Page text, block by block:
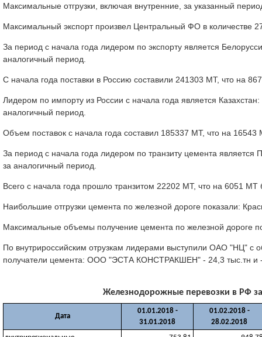
Максимальные отгрузки, включая внутренние, за указанный
Максимальный экспорт произвел Центральный ФО в количестве
За период с начала года лидером по экспорту является
аналогичный период.
С начала года поставки в Россию составили 241303 МТ, что на
Лидером по импорту из России с начала года является
аналогичный период.
Объем поставок с начала года составил 185337 МТ, что на
За период с начала года лидером по транзиту цемента
за аналогичный период.
Всего с начала года прошло транзитом 22202 МТ, что на 6051
Наибольшие отгрузки цемента по железной дороге показали:
Максимальные объемы получение цемента по железной дороге
По внутрироссийским отрузкам лидерами выступили ОАО "НЦ"
получатели цемента: ООО "ЭСТА КОНСТРАКШЕН" - 24,3 тыс.тн и -
Железнодорожные перевозки в РФ за
Дата
01.01.2018 -
31.01.2018
01.02.2018 -
28.02.2018